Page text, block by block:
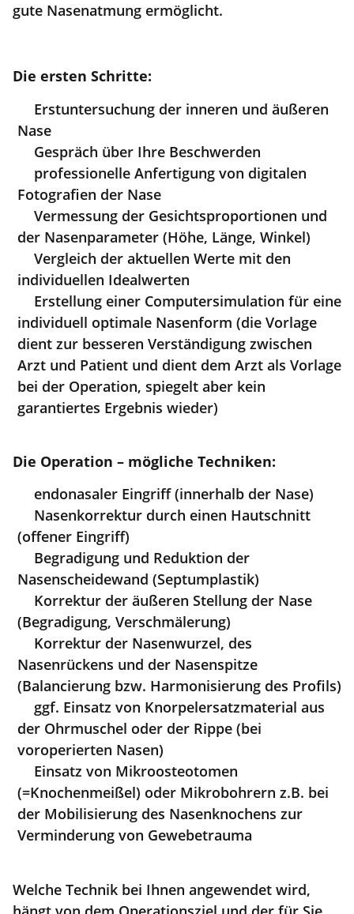
gute Nasenatmung ermöglicht.
Die ersten Schritte:
Erstuntersuchung der inneren und äußeren
Nase
Gespräch über Ihre Beschwerden
professionelle Anfertigung von digitalen
Fotografien der Nase
Vermessung der Gesichtsproportionen und
der Nasenparameter (Höhe, Länge, Winkel)
Vergleich der aktuellen Werte mit den
individuellen Idealwerten
Erstellung einer Computersimulation für eine
individuell optimale Nasenform (die Vorlage
dient zur besseren Verständigung zwischen
Arzt und Patient und dient dem Arzt als Vorlage
bei der Operation, spiegelt aber kein
garantiertes Ergebnis wieder)
Die Operation – mögliche Techniken:
endonasaler Eingriff (innerhalb der Nase)
Nasenkorrektur durch einen Hautschnitt
(offener Eingriff)
Begradigung und Reduktion der
Nasenscheidewand (Septumplastik)
Korrektur der äußeren Stellung der Nase
(Begradigung, Verschmälerung)
Korrektur der Nasenwurzel, des
Nasenrückens und der Nasenspitze
(Balancierung bzw. Harmonisierung des Profils)
ggf. Einsatz von Knorpelersatzmaterial aus
der Ohrmuschel oder der Rippe (bei
voroperierten Nasen)
Einsatz von Mikroosteotomen
(=Knochenmeißel) oder Mikrobohrern z.B. bei
der Mobilisierung des Nasenknochens zur
Verminderung von Gewebetrauma
Welche Technik bei Ihnen angewendet wird,